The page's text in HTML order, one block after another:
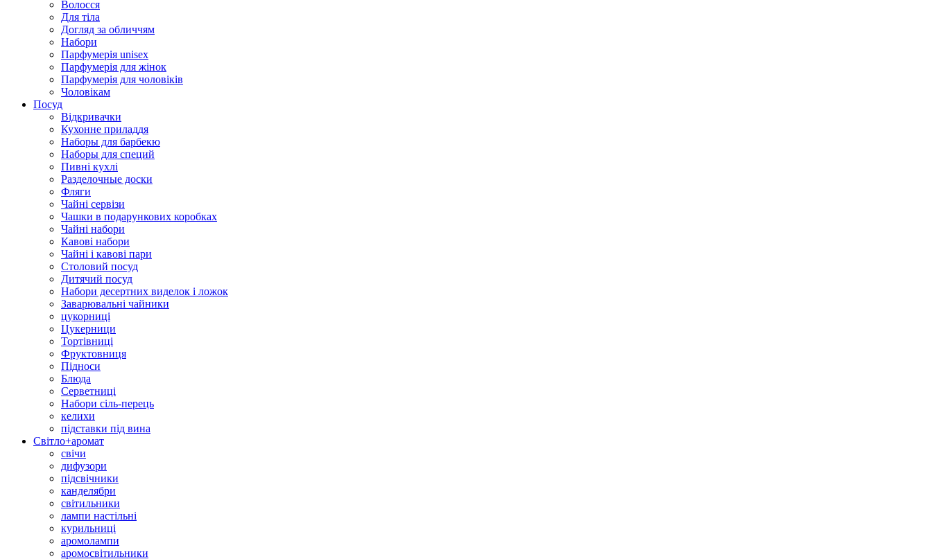
Волосся
Для тіла
Догляд за обличчям
Набори
Парфумерія unisex
Парфумерія для жінок
Парфумерія для чоловіків
Чоловікам
Посуд
Відкривачки
Кухонне приладдя
Наборы для барбекю
Наборы для специй
Пивні кухлі
Разделочные доски
Фляги
Чайні сервізи
Чашки в подарункових коробках
Чайні набори
Кавові набори
Чайні і кавові пари
Столовий посуд
Дитячий посуд
Набори десертних виделок і ложок
Заварювальні чайники
цукорниці
Цукерници
Тортівниці
Фруктовниця
Підноси
Блюда
Серветниці
Набори сіль-перець
келихи
підставки під вина
Світло+аромат
свічи
дифузори
підсвічники
канделябри
світильники
лампи настільні
курильниці
аромолампи
аромосвітильники